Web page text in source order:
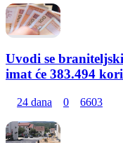
Uvodi se
imat će 383.494
24 dana 0 6603